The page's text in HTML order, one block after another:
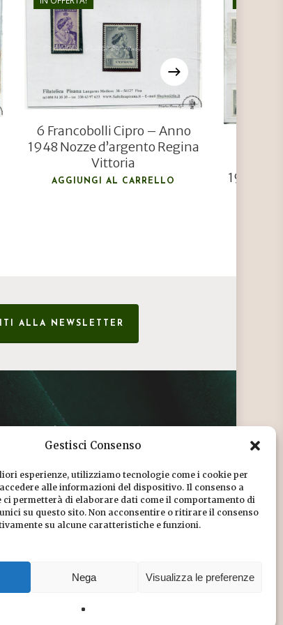
Gestisci Consenso
esperienze, utilizziamo tecnologie come i cookie per
alle informazioni del dispositivo. Il consenso a
ci permetterà di elaborare dati come il comportamento di
su questo sito. Non acconsentire o ritirare il consenso
su alcune caratteristiche e funzioni.
Nega Visualizza le preferenze
€
25,00
6 Francobolli Cipro – Anno
1948 Nozze d’argento Regina
Vittoria
AGGIUNGI AL CARRELLO
1969,
ALLA NEWSLETTER
COOKIE POLICY
DICONO DI NOI
CHI SIAMO